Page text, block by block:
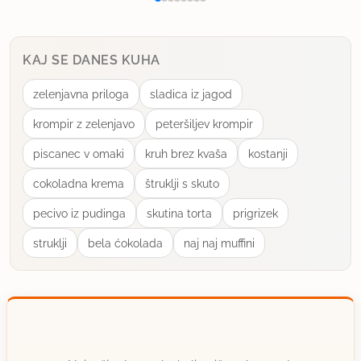
uporabno
KAJ SE DANES KUHA
zelenjavna priloga sladica iz jagod
krompir z zelenjavo peteršiljev krompir
piscanec v omaki kruh brez kvaša kostanji
cokoladna krema štruklji s skuto
pecivo iz pudinga skutina torta prigrizek
struklji bela ćokolada naj naj muffini